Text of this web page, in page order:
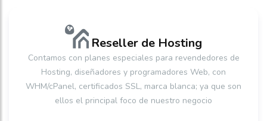
Reseller de Hosting
Contamos con planes especiales para revendedores de
Hosting, diseñadores y programadores Web, con
WHM/cPanel, certificados SSL, marca blanca; ya que son
ellos el principal foco de nuestro negocio